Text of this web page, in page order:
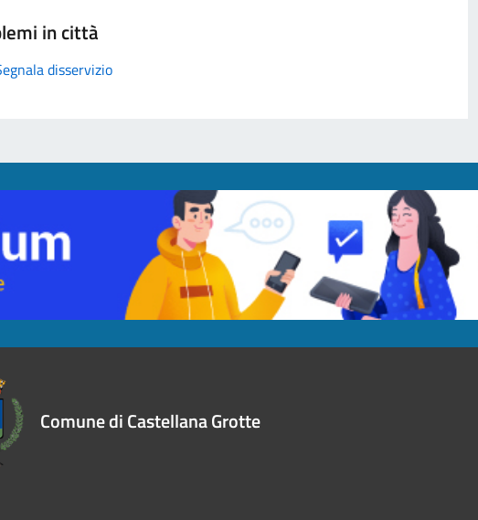
in città
disservizio
Comune di Castellana Grotte